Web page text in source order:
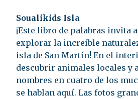
Soualikids Isla
¡Este libro de palabras invita
explorar la increíble
isla de San Martín! En el
descubrir animales locales y
nombres en cuatro de los
se hablan aquí. Las fotos